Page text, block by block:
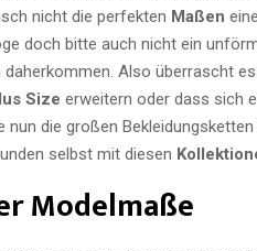
nicht die perfekten Maßen
doch bitte auch nicht ein
Also überrascht
Size erweitern oder dass sich
nun die großen
selbst mit diesen
Modelmaße